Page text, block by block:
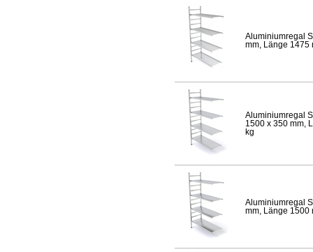
Aluminiumregal
mm, Länge 1475
Aluminiumregal
1500 x 350 mm,
kg
Aluminiumregal
mm, Länge 1500